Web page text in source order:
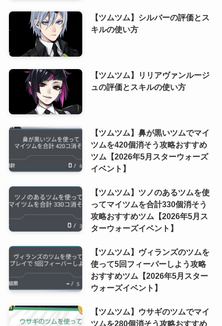
【ツムツム】シルバーの評価とス
キルの使い方
【ツムツム】リリアヴァンルージ
ュの評価とスキルの使い方
【ツムツム】鼻が黒いツムでマイ
ツムを420個消そう攻略おすすめ
ツム【2026年5月スターウォーズ
イベント】
【ツムツム】ツノのあるツムを使
ってマイツムを合計330個消そう
攻略おすすめツム【2026年5月ス
ターウォーズイベント】
【ツムツム】ヴィランズのツムを
使って5回フィーバーしよう攻略
おすすめツム【2026年5月スター
ウォーズイベント】
【ツムツム】ウサギのツムでマイ
ツムを280個消そう攻略おすすめ